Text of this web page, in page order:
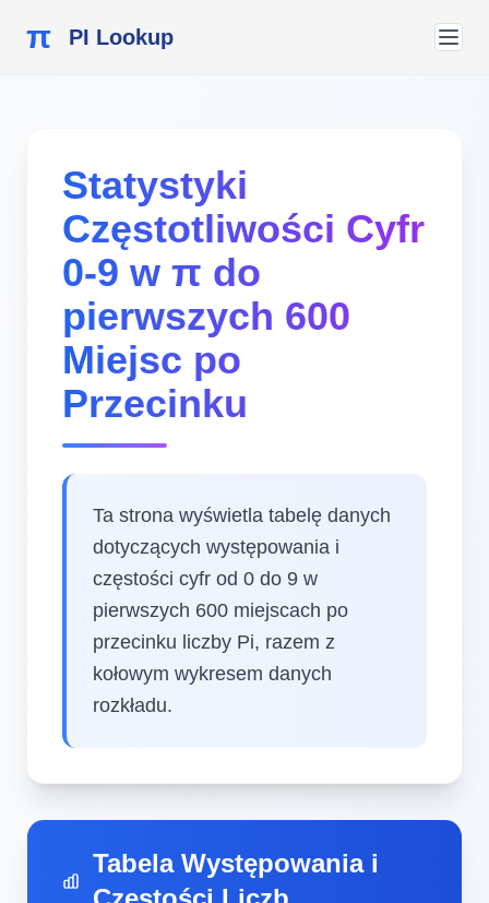
π PI Lookup
Statystyki
Częstotliwości Cyfr
0-9 w π do
pierwszych 600
Miejsc po
Przecinku
Ta strona wyświetla tabelę danych
dotyczących występowania i
częstości cyfr od 0 do 9 w
pierwszych 600 miejscach po
przecinku liczby Pi, razem z
kołowym wykresem danych
rozkładu.
Tabela Występowania i